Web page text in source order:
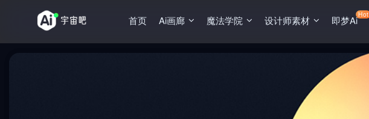
首页 Ai画廊 魔法学院 设计师素材 即梦AiHot